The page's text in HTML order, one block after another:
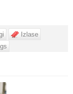
Izlase